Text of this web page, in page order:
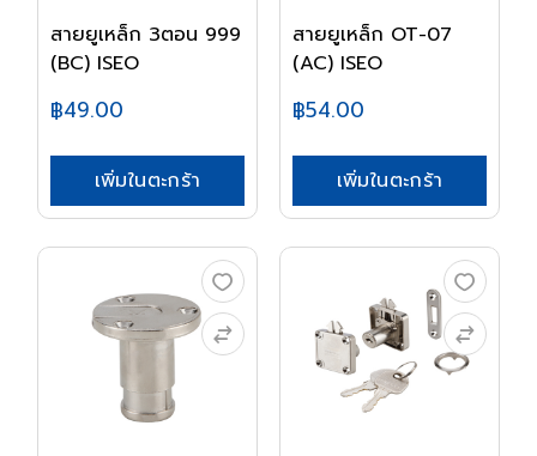
สายยูเหล็ก 3ตอน 999
(BC) ISEO
฿49.00
เพิ่มในตะกร้า
สายยูเหล็ก OT-07
(AC) ISEO
฿54.00
เพิ่มในตะกร้า